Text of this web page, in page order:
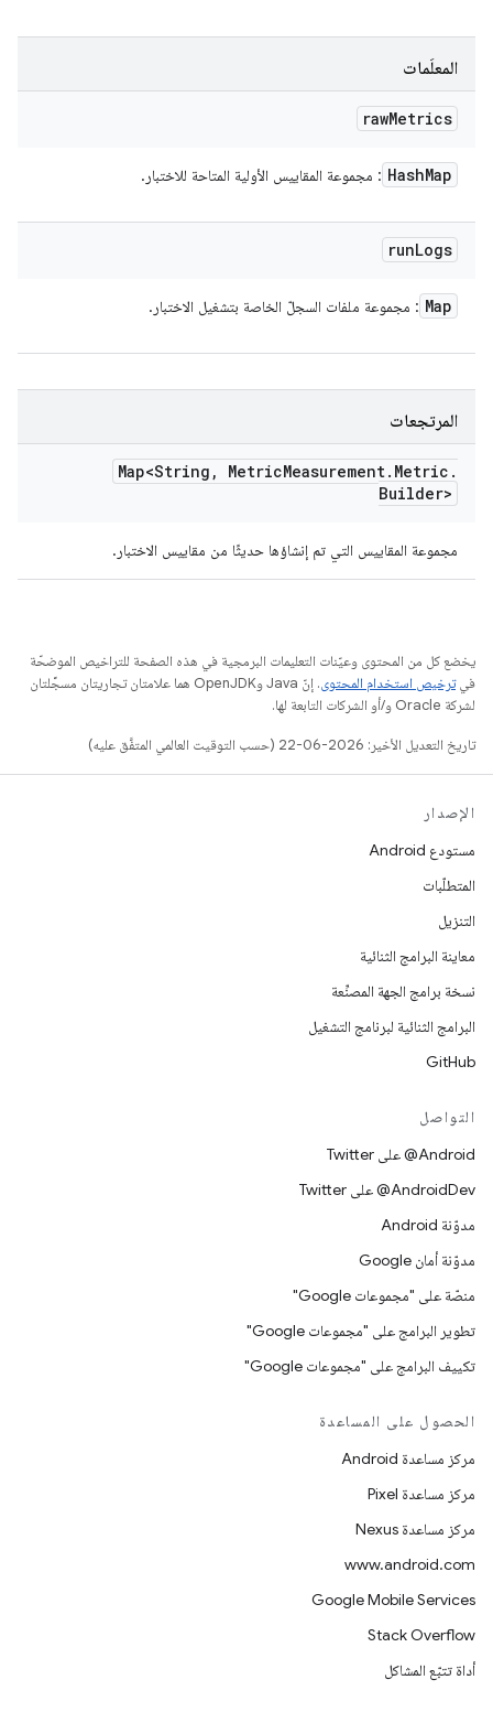
المعلَمات
rawMetrics
HashMap : مجموعة المقاييس الأولية المتاحة للاختبار.
runLogs
Map : مجموعة ملفات السجلّ الخاصة بتشغيل الاختبار.
المرتجعات
Map<String , MetricMeasurement. Metric .
Builder>
مجموعة المقاييس التي تم إنشاؤها حديثًا من مقاييس الاختبار.
يخضع كل من المحتوى وعيّنات التعليمات البرمجية في هذه الصفحة للتراخيص الموضحّة
فيترخيص استخدام المحتوى
. إنّ Java وOpenJDK هما علامتان تجاريتان مسجَّلتان
لشركة Oracle و/أو الشركات التابعة لها.
تاريخ التعديل الأخير: 2026-06-22 (حسب التوقيت العالمي المتفَّق عليه)
الإصدار
مستودع Android
المتطلّبات
التنزيل
معاينة البرامج الثنائية
نسخة برامج الجهة المصنِّعة
البرامج الثنائية لبرنامج التشغيل
GitHub
التواصل
‎@Android على Twitter
‎@AndroidDev على Twitter
مدوّنة Android
مدوّنة أمان Google
منصّة على "مجموعات Google"
تطوير البرامج على "مجموعات Google"
تكييف البرامج على "مجموعات Google"
الحصول على المساعدة
مركز مساعدة Android
مركز مساعدة Pixel
مركز مساعدة Nexus
www.android.com
Google Mobile Services
Stack Overflow
أداة تتبّع المشاكل